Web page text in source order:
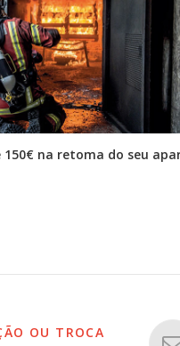
na retoma do seu
OU TROCA